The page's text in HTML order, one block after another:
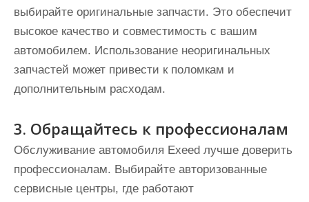
выбирайте оригинальные запчасти. Это обеспечит
высокое качество и совместимость с вашим
автомобилем. Использование неоригинальных
запчастей может привести к поломкам и
дополнительным расходам.
3. Обращайтесь к профессионалам
Обслуживание автомобиля Exeed лучше доверить
профессионалам. Выбирайте авторизованные
сервисные центры, где работают